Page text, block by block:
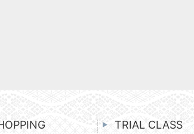
TRIAL CLASS